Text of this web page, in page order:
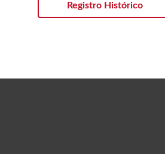
Registro Histórico